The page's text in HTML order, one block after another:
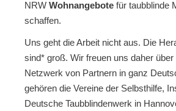
NRW Wohnangebote für taubblinde
schaffen.
Uns geht die Arbeit nicht aus. Die
sind* groß. Wir freuen uns daher über
Netzwerk von Partnern in ganz
gehören die Vereine der Selbsthilfe,
Deutsche Taubblindenwerk in